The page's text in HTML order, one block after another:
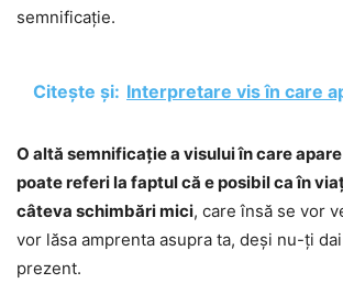
semnificație.
Citește și: Interpretare vis în care
O altă semnificație a visului în care
poate referi la faptul că e posibil ca în
câteva schimbări mici, care însă se vor
vor lăsa amprenta asupra ta, deși nu-ți
prezent.